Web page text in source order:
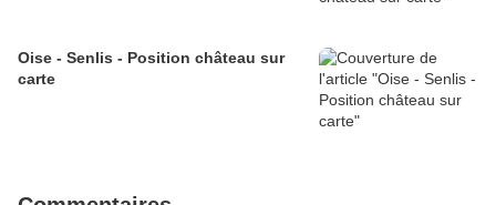
Oise - Senlis - Position château sur
carte